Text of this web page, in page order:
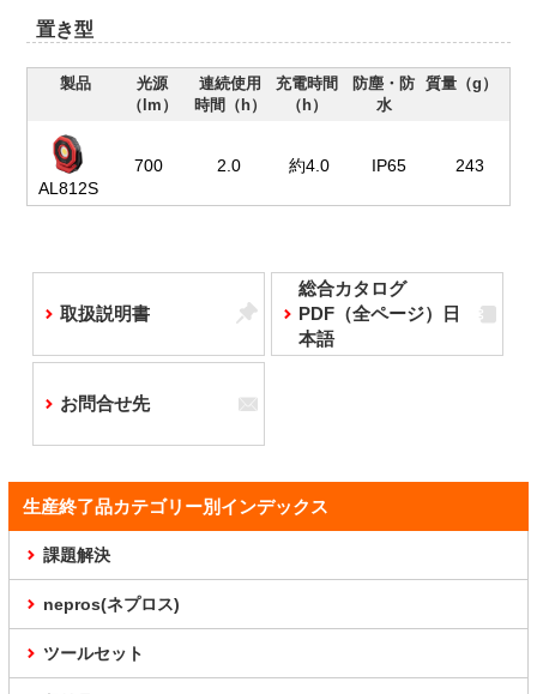
置き型
製品
光源
（lm）
連続使用
時間（h）
充電時間
（h）
防塵・防
水
質量（g）
AL812S
700 2.0 約4.0 IP65 243
取扱説明書
総合カタログ
PDF（全ページ）日
本語
お問合せ先
生産終了品カテゴリー別インデックス
課題解決
nepros(ネプロス)
ツールセット